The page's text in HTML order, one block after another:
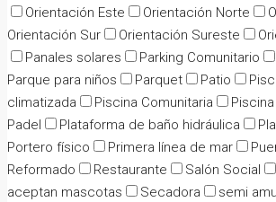
Orientación Este
Orientación Norte
Orientación Sur
Orientación Sureste
Panales solares
Parking Comunitario
Parque para niños
Parquet Patio
climatizada
Piscina Comunitaria
Padel
Plataforma de baño hidráulica
Portero físico
Primera línea de mar
Reformado
Restaurante Salón Social
aceptan mascotas
Secadora
semi